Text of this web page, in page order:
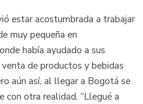
estar acostumbrada a trabajar
muy pequeña en
había ayudado a sus
de productos y bebidas
aún así, al llegar a Bogotá se
con otra realidad. “Llegué a